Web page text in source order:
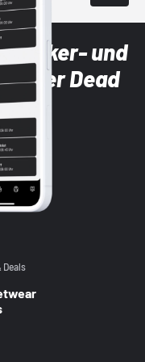
und
der Dead
Deals